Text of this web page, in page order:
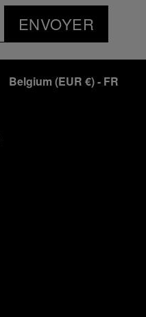
ENVOYER
Belgium (EUR €)- FR